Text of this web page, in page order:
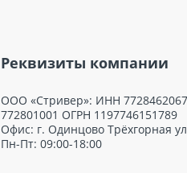
Реквизиты компании
ООО «Стривер»: ИНН
772801001 ОГРН 1197746151789
Офис: г. Одинцово Трёхгорная
Пн-Пт: 09:00-18:00